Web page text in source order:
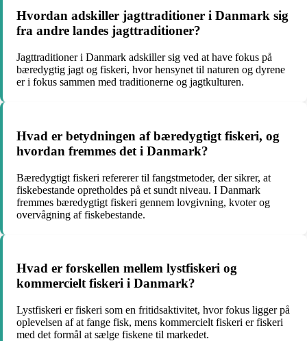
Hvordan adskiller jagttraditioner i Danmark sig
fra andre landes jagttraditioner?
Jagttraditioner i Danmark adskiller sig ved at have fokus på
bæredygtig jagt og fiskeri, hvor hensynet til naturen og dyrene
er i fokus sammen med traditionerne og jagtkulturen.
Hvad er betydningen af bæredygtigt fiskeri, og
hvordan fremmes det i Danmark?
Bæredygtigt fiskeri refererer til fangstmetoder, der sikrer, at
fiskebestande opretholdes på et sundt niveau. I Danmark
fremmes bæredygtigt fiskeri gennem lovgivning, kvoter og
overvågning af fiskebestande.
Hvad er forskellen mellem lystfiskeri og
kommercielt fiskeri i Danmark?
Lystfiskeri er fiskeri som en fritidsaktivitet, hvor fokus ligger på
oplevelsen af at fange fisk, mens kommercielt fiskeri er fiskeri
med det formål at sælge fiskene til markedet.